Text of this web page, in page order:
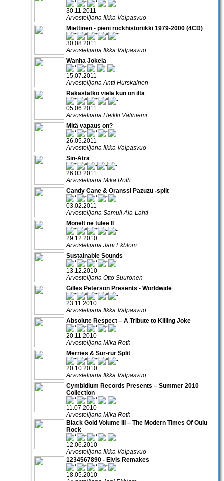
30.11.2011
Arvostelijana Ilkka Valpasvuo
Miettinen - pieni rockhistoriikki 1979-2000 (4CD)
30.08.2011
Arvostelijana Ilkka Valpasvuo
Wanha Jokela
15.07.2011
Arvostelijana Antti Hurskainen
Rakastatko vielä kun on ilta
05.06.2011
Arvostelijana Heikki Väliniemi
Mitä vapaus on?
26.05.2011
Arvostelijana Ilkka Valpasvuo
Sin-Atra
26.03.2011
Arvostelijana Mika Roth
Candy Cane & Oranssi Pazuzu -split
03.02.2011
Arvostelijana Samuli Ala-Lahti
Monelt ne tulee II
29.12.2010
Arvostelijana Jani Ekblom
Sustainable Sounds
13.12.2010
Arvostelijana Otto Suuronen
Gilles Peterson Presents - Worldwide
23.11.2010
Arvostelijana Ilkka Valpasvuo
Absolute Respect – A Tribute to Killing Joke
20.11.2010
Arvostelijana Mika Roth
Merries & Sur-rur Split
20.10.2010
Arvostelijana Ilkka Valpasvuo
Cymbidium Records Presents – Summer 2010
Collection
11.07.2010
Arvostelijana Mika Roth
Black Gold Volume III – The Modern Times Of Oulu
Rock
12.06.2010
Arvostelijana Ilkka Valpasvuo
1234567890 - Elvis Remakes
18.05.2010